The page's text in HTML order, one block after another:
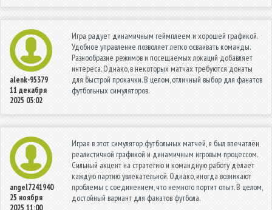
alenk-95379
11 декабря
2025 03:02
Игра радует динамичным геймплеем и хорошей графикой.
Удобное управление позволяет легко осваивать команды.
Разнообразие режимов и посещаемых локаций добавляет
интереса. Однако, в некоторых матчах требуются донаты
для быстрой прокачки. В целом, отличный выбор для фанатов
футбольных симуляторов.
angel7241940
25 ноября
2025 11:00
Играя в этот симулятор футбольных матчей, я был впечатлён
реалистичной графикой и динамичным игровым процессом.
Сильный акцент на стратегию и командную работу делает
каждую партию увлекательной. Однако, иногда возникают
проблемы с соединением, что немного портит опыт. В целом,
достойный вариант для фанатов футбола.